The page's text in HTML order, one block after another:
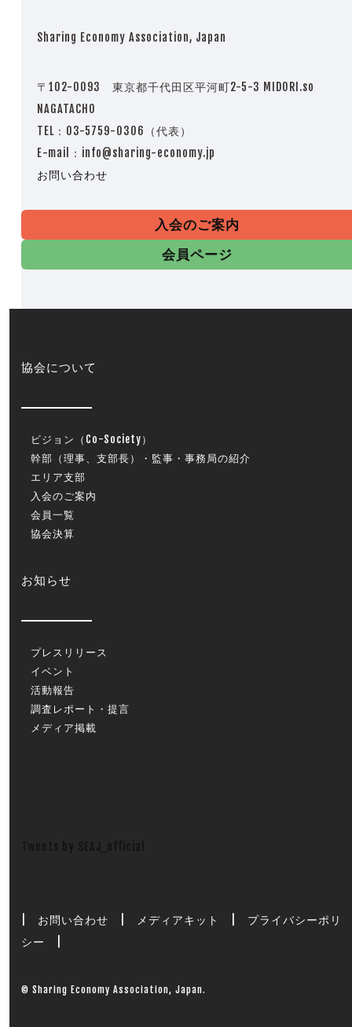
Sharing Economy Association, Japan
〒102-0093 東京都千代田区平河町2-5-3 MIDORI.so
NAGATACHO
TEL：03-5759-0306（代表）
E-mail：info@sharing-economy.jp
お問い合わせ
入会のご案内
会員ページ
協会について
ビジョン（Co-Society）
幹部（理事、支部長）・監事・事務局の紹介
エリア支部
入会のご案内
会員一覧
協会決算
お知らせ
プレスリリース
イベント
活動報告
調査レポート・提言
メディア掲載
お問い合わせ メディアキット
プライバシーポリ
シー
© Sharing Economy Association, Japan.